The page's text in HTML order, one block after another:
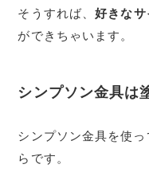
そうすれば、好きな
ができちゃいます。
シンプソン金具は
シンプソン金具を使
らです。